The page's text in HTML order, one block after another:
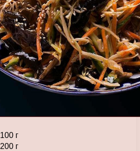
100 г
200 г